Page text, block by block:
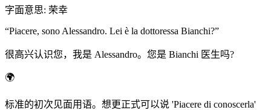
字面意思: 荣幸
“Piacere, sono Alessandro. Lei è la dottoressa Bianchi?”
很高兴认识您，我是 Alessandro。您是 Bianchi 医生吗?
🌍
标准的初次见面用语。想更正式可以说 'Piacere di conoscerla'